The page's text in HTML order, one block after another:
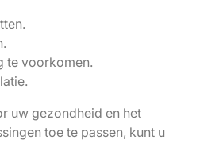
te voorkomen.
uw gezondheid en het
toe te passen, kunt u